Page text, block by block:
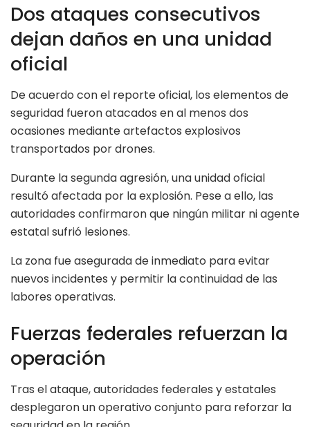
Dos ataques consecutivos
dejan daños en una unidad
oficial
De acuerdo con el reporte oficial, los elementos de
seguridad fueron atacados en al menos dos
ocasiones mediante artefactos explosivos
transportados por drones.
Durante la segunda agresión, una unidad oficial
resultó afectada por la explosión. Pese a ello, las
autoridades confirmaron que ningún militar ni agente
estatal sufrió lesiones.
La zona fue asegurada de inmediato para evitar
nuevos incidentes y permitir la continuidad de las
labores operativas.
Fuerzas federales refuerzan la
operación
Tras el ataque, autoridades federales y estatales
desplegaron un operativo conjunto para reforzar la